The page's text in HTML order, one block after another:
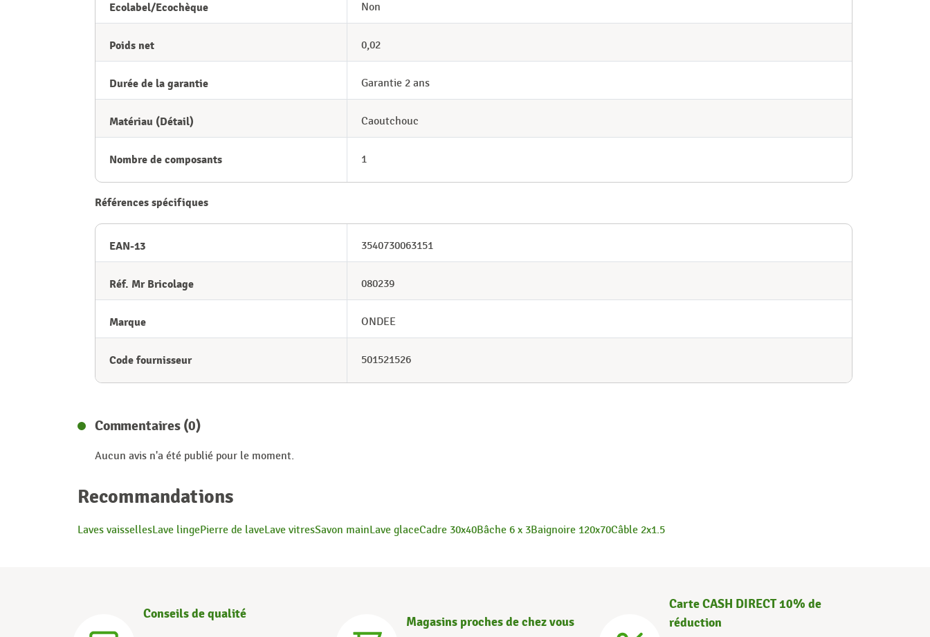
Ecolabel/Ecochèque Non
Poids net 0,02
Durée de la garantie Garantie 2 ans
Matériau (Détail) Caoutchouc
Nombre de composants 1
Références spécifiques
EAN-13 3540730063151
Réf. Mr Bricolage 080239
Marque ONDEE
Code fournisseur 501521526
Commentaires (0)
Aucun avis n'a été publié pour le moment.
Recommandations
Laves vaissellesLave lingePierre de laveLave vitresSavon mainLave glaceCadre 30x40Bâche 6 x 3Baignoire 120x70Câble 2x1.5
Conseils de qualité
Magasins proches de chez vous
Carte CASH DIRECT 10% de
réduction